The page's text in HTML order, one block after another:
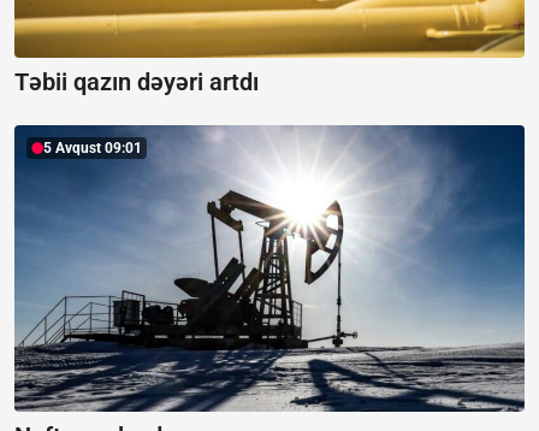
Təbii qazın dəyəri artdı
5 Avqust 09:01